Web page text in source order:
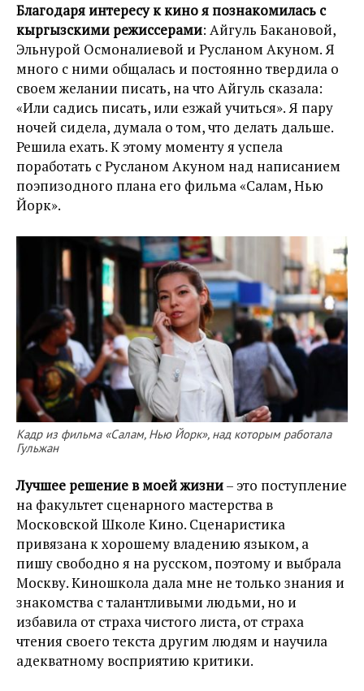
Благодаря интересу к кино я познакомилась с
кыргызскими режиссерами: Айгуль Бакановой,
Эльнурой Осмоналиевой и Русланом Акуном. Я
много с ними общалась и постоянно твердила о
своем желании писать, на что Айгуль сказала:
«Или садись писать, или езжай учиться». Я пару
ночей сидела, думала о том, что делать дальше.
Решила ехать. К этому моменту я успела
поработать с Русланом Акуном над написанием
поэпизодного плана его фильма «Салам, Нью
Йорк».
Кадр из фильма «Салам, Нью Йорк», над которым работала
Гульжан
Лучшее решение в моей жизни– это поступление
на факультет сценарного мастерства в
Московской Школе Кино. Сценаристика
привязана к хорошему владению языком, а
пишу свободно я на русском, поэтому и выбрала
Москву. Киношкола дала мне не только знания и
знакомства с талантливыми людьми, но и
избавила от страха чистого листа, от страха
чтения своего текста другим людям и научила
адекватному восприятию критики.